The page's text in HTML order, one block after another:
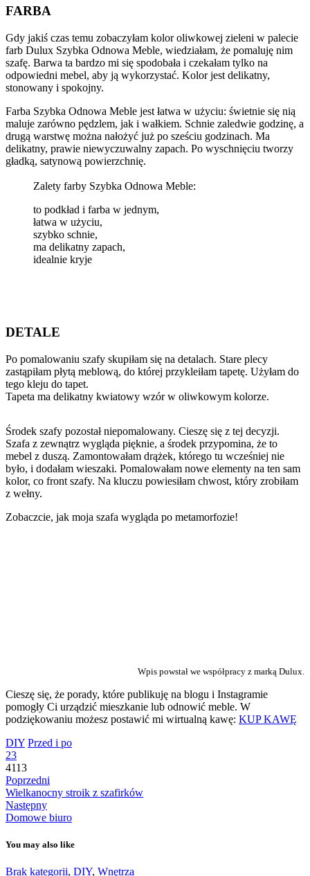
FARBA
Gdy jakiś czas temu zobaczyłam kolor oliwkowej zieleni w palecie
farb Dulux Szybka Odnowa Meble, wiedziałam, że pomaluję nim
szafę. Barwa ta bardzo mi się spodobała i czekałam tylko na
odpowiedni mebel, aby ją wykorzystać. Kolor jest delikatny,
stonowany i spokojny.
Farba Szybka Odnowa Meble jest łatwa w użyciu: świetnie się nią
maluje zarówno pędzlem, jak i wałkiem. Schnie zaledwie godzinę, a
drugą warstwę można nałożyć już po sześciu godzinach. Ma
delikatny, prawie niewyczuwalny zapach. Po wyschnięciu tworzy
gładką, satynową powierzchnię.
Zalety farby Szybka Odnowa Meble:
to podkład i farba w jednym,
łatwa w użyciu,
szybko schnie,
ma delikatny zapach,
idealnie kryje
DETALE
Po pomalowaniu szafy skupiłam się na detalach. Stare plecy
zastąpiłam płytą meblową, do której przykleiłam tapetę. Użyłam do
tego kleju do tapet.
Tapeta ma delikatny kwiatowy wzór w oliwkowym kolorze.
Środek szafy pozostał niepomalowany. Cieszę się z tej decyzji.
Szafa z zewnątrz wygląda pięknie, a środek przypomina, że to
mebel z duszą. Zamontowałam drążek, którego tu wcześniej nie
było, i dodałam wieszaki. Pomalowałam nowe elementy na ten sam
kolor, co front szafy. Na kluczu powiesiłam chwost, który zrobiłam
z wełny.
Zobaczcie, jak moja szafa wygląda po metamorfozie!
Wpis powstał we współpracy z marką Dulux.
Cieszę się, że porady, które publikuję na blogu i Instagramie
pomogły Ci urządzić mieszkanie lub odnowić meble. W
podziękowaniu możesz postawić mi wirtualną kawę: KUP KAWĘ
DIY Przed i po
23
4113
Poprzedni
Wielkanocny stroik z szafirków
Następny
Domowe biuro
You may also like
Brak kategorii, DIY, Wnętrza